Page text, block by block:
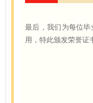
最后，我们为每位
用，特此颁发荣誉证